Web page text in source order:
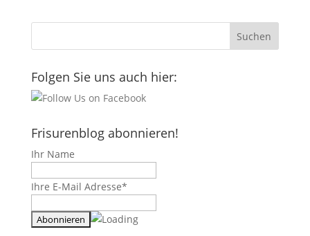
Folgen Sie uns auch hier:
Frisurenblog abonnieren!
Ihr Name
Ihre E-Mail Adresse*